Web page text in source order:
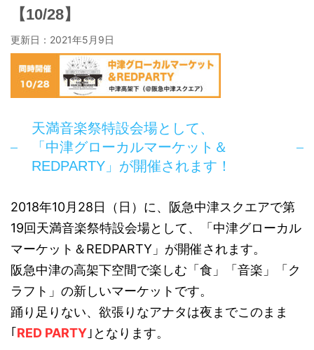
【10/28】
更新日： 2021年5月9日
天満音楽祭特設会場として、
「中津グローカルマーケット＆
REDPARTY」が開催されます！
2018年10月28日（日）に、阪急中津スクエアで第
19回天満音楽祭特設会場として、「中津グローカル
マーケット＆REDPARTY」が開催されます。
阪急中津の高架下空間で楽しむ「食」「音楽」「ク
ラフト」の新しいマーケットです。
踊り足りない、欲張りなアナタは夜までこのまま
｢ RED PARTY ｣となります。